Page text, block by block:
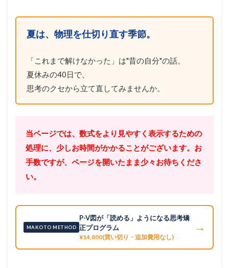
夏は、物理を仕切り直す季節。
「これまで解けなかった」は"昔の自分"の話。
夏休みの40日で、
思考のクセから立て直してみませんか。
当ページでは、数式をより見やすく表示するための
処理に、少しお時間がかかることがございます。お
手数ですが、ページを開いたまま少々お待ちくださ
い。
MAKOTO METHOD
P-V図が「読める」ようになる思考矯
正プログラム
¥14,800(買い切り・追加費用なし)
→